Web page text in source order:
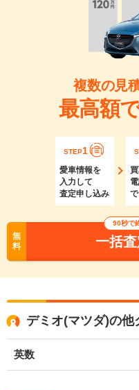
複数の見
最高額
STEP1
愛車情報を
入力して
査定申し込み
無
料
90秒で
一括
デミオ(マツダ)の他
英数